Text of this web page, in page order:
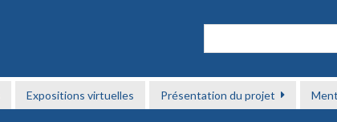
Expositions virtuelles Présentation du projet